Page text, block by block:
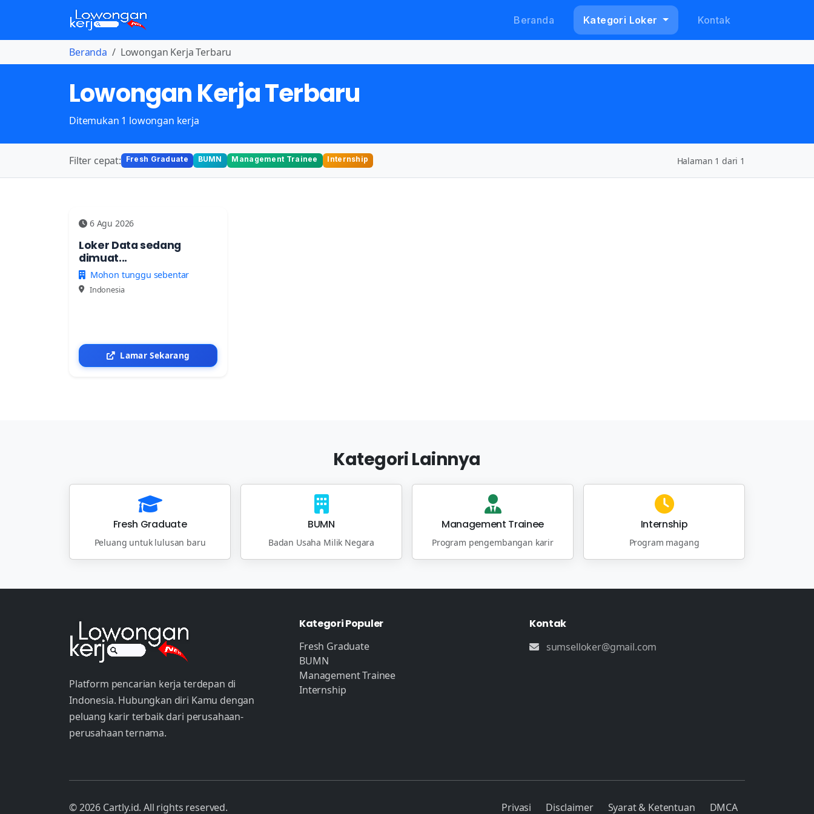
Beranda Kategori Loker Kontak
Beranda Lowongan Kerja Terbaru
Lowongan Kerja Terbaru
Ditemukan 1 lowongan kerja
Filter cepat: Fresh Graduate BUMN Management Trainee Internship Halaman 1 dari 1
6 Agu 2026
Loker Data sedang
dimuat...
Mohon tunggu sebentar
Indonesia
Lamar Sekarang
Kategori Lainnya
Fresh Graduate
Peluang untuk lulusan baru
BUMN
Badan Usaha Milik Negara
Management Trainee
Program pengembangan karir
Internship
Program magang
Platform pencarian kerja terdepan di
Indonesia. Hubungkan diri Kamu dengan
peluang karir terbaik dari perusahaan-
perusahaan ternama.
Kategori Populer
Fresh Graduate
BUMN
Management Trainee
Internship
Kontak
sumselloker@gmail.com
© 2026 Cartly.id. All rights reserved. Privasi Disclaimer Syarat & Ketentuan DMCA